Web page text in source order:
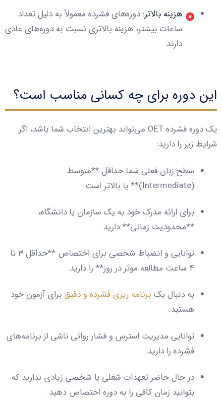
هزینه بالاتر: دوره‌های فشرده معمولاً به دلیل تعداد
ساعات بیشتر، هزینه بالاتری نسبت به دوره‌های عادی
دارند.
این دوره برای چه کسانی مناسب است؟
یک دوره فشرده OET می‌تواند بهترین انتخاب شما باشد، اگر
شرایط زیر را دارید:
سطح زبان فعلی شما حداقل **متوسط
(Intermediate)** یا بالاتر است.
برای ارائه مدرک خود به یک سازمان یا دانشگاه،
**محدودیت زمانی** دارید.
توانایی و انضباط شخصی برای اختصاص **حداقل ۳ تا
۴ ساعت مطالعه موثر در روز** را دارید.
به دنبال یک برنامه ریزی فشرده و دقیق برای آزمون خود
هستید.
توانایی مدیریت استرس و فشار روانی ناشی از برنامه‌های
فشرده را دارید.
در حال حاضر تعهدات شغلی یا شخصی زیادی ندارید که
بتوانید زمان کافی را به دوره اختصاص دهید.